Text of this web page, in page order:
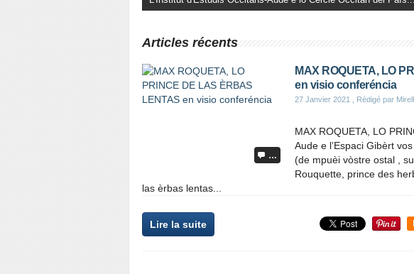
Articles récents
…
MAX ROQUETA, LO
en visio conferéncia
27 Janvier 2021 , Rédigé par
MAX ROQUETA, LO
Aude e l’Espaci Gibèrt
(de mpuèi vòstre ostal ,
Rouquette, prince des
las èrbas lentas...
Lire la suite